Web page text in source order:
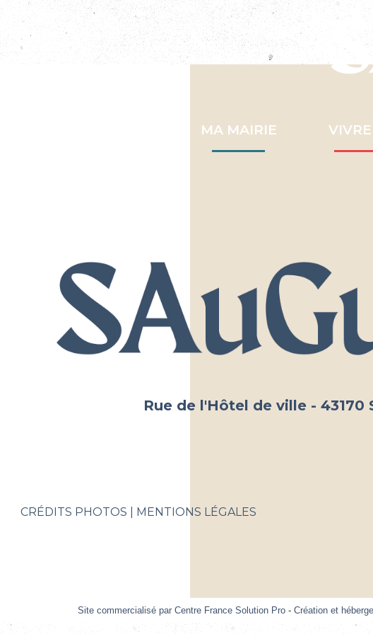
MA MAIRIE
Rue de l'Hôtel de ville - 43170
CRÉDITS PHOTOS MENTIONS LÉGALES
Site commercialisé par Centre France Solution Pro - Création et